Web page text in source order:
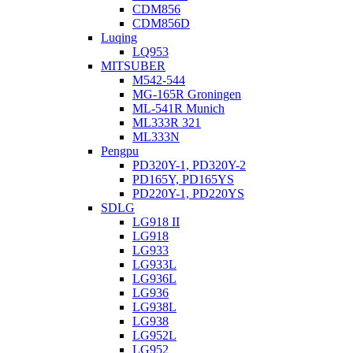
CDM856
CDM856D
Luqing
LQ953
MITSUBER
M542-544
MG-165R Groningen
ML-541R Munich
ML333R 321
ML333N
Pengpu
PD320Y-1, PD320Y-2
PD165Y, PD165YS
PD220Y-1, PD220YS
SDLG
LG918 II
LG918
LG933
LG933L
LG936L
LG936
LG938L
LG938
LG952L
LG952